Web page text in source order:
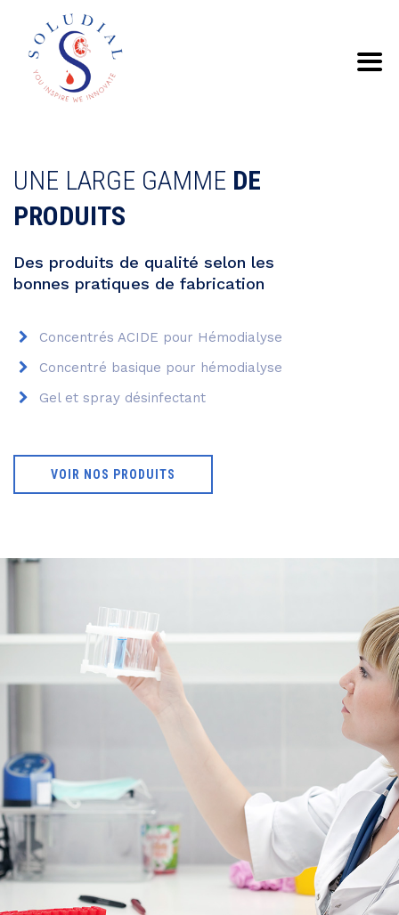
UNE LARGE GAMME DE
PRODUITS
Des produits de qualité selon les
bonnes pratiques de fabrication
Concentrés ACIDE pour Hémodialyse
Concentré basique pour hémodialyse
Gel et spray désinfectant
VOIR NOS PRODUITS